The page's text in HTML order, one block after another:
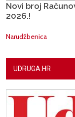
Novi broj
2026.!
Narudžbenica
UDRUGA.HR